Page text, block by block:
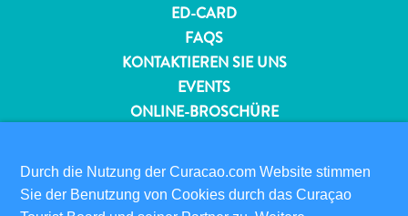
ED-CARD
FAQS
KONTAKTIEREN SIE UNS
EVENTS
ONLINE-BROSCHÜRE
DATENSCHUTZRICHTLINIE
NUTZUNGSBEDINGUNGEN
Durch die Nutzung der Curacao.com Website stimmen
Sie der Benutzung von Cookies durch das Curaçao